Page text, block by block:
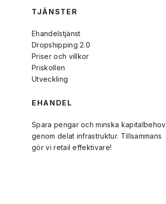
TJÄNSTER
Ehandelstjänst
Dropshipping 2.0
Priser och villkor
Priskollen
Utveckling
EHANDEL
Spara pengar och minska kapitalbehov
genom delat infrastruktur. Tillsammans
gör vi retail effektivare!